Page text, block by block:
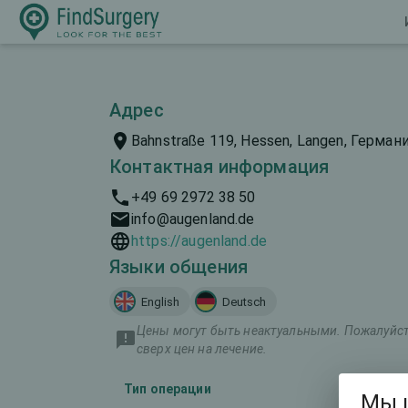
Адрес
Bahnstraße 119, Hessen, Langen,
Контактная информация
+49 69 2972 38 50
info@augenland.de
https://augenland.de
Языки общения
English Deutsch
Цены могут быть неактуальными.
сверх цен на лечение.
Тип операции
Мы